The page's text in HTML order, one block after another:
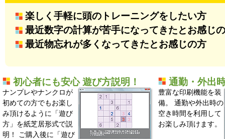
楽しく手軽に頭のトレーニングをしたい方
最近数字の計算が苦手になってきたとお感じ
最近物忘れが多くなってきたとお感じの方
初心者にも安心 遊び方説明！
ナンプレやナンクロが
初めての方でもお楽し
み頂けるように「遊び
方」を紙芝居形式で説
明！ ご購入後に「遊び
通勤・外出
豊富な印刷機能を装
備。 通勤や外出時の
空き時間を利用して
お楽しみ頂けます。